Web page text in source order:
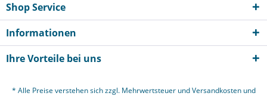
Shop Service
Informationen
Ihre Vorteile bei uns
* Alle Preise verstehen sich zzgl. Mehrwertsteuer undVersandkostenund